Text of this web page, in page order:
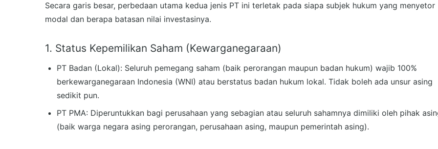
Secara garis besar, perbedaan utama kedua jenis PT ini terletak pada siapa subjek hukum yang menyetor
modal dan berapa batasan nilai investasinya.
1. Status Kepemilikan Saham (Kewarganegaraan)
PT Badan (Lokal): Seluruh pemegang saham (baik perorangan maupun badan hukum) wajib 100%
berkewarganegaraan Indonesia (WNI) atau berstatus badan hukum lokal. Tidak boleh ada unsur asing
sedikit pun.
PT PMA: Diperuntukkan bagi perusahaan yang sebagian atau seluruh sahamnya dimiliki oleh pihak
(baik warga negara asing perorangan, perusahaan asing, maupun pemerintah asing).